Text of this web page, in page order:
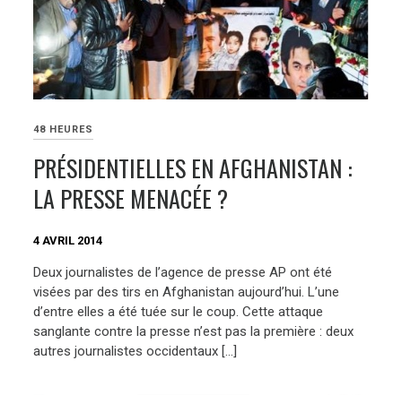
48 HEURES
PRÉSIDENTIELLES EN AFGHANISTAN :
LA PRESSE MENACÉE ?
4 AVRIL 2014
Deux journalistes de l’agence de presse AP ont été
visées par des tirs en Afghanistan aujourd’hui. L’une
d’entre elles a été tuée sur le coup. Cette attaque
sanglante contre la presse n’est pas la première : deux
autres journalistes occidentaux […]